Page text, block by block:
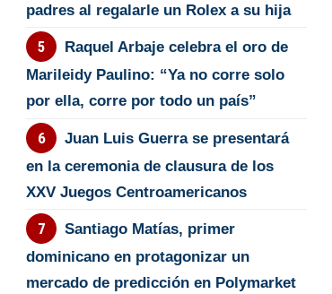
padres al regalarle un Rolex a su hija
Raquel Arbaje celebra el oro de
Marileidy Paulino: “Ya no corre solo
por ella, corre por todo un país”
Juan Luis Guerra se presentará
en la ceremonia de clausura de los
XXV Juegos Centroamericanos
Santiago Matías, primer
dominicano en protagonizar un
mercado de predicción en Polymarket